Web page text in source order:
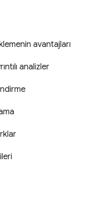
avantajları
analizler